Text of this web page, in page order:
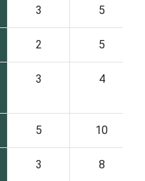
3 5
2 5
3 4
5 10
3 8